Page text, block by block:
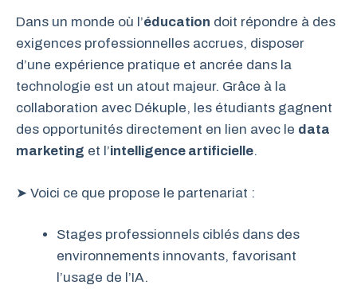
Dans un monde où l’éducation doit répondre à des
exigences professionnelles accrues, disposer
d’une expérience pratique et ancrée dans la
technologie est un atout majeur. Grâce à la
collaboration avec Dékuple, les étudiants gagnent
des opportunités directement en lien avec le data
marketing et l’intelligence artificielle.
➤ Voici ce que propose le partenariat :
Stages professionnels ciblés dans des
environnements innovants, favorisant
l’usage de l’IA.